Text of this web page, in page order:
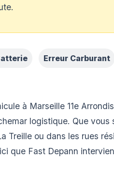
Erreur Carburant
à Marseille 11e
logistique. Que
Treille ou dans les rues
que Fast Depann